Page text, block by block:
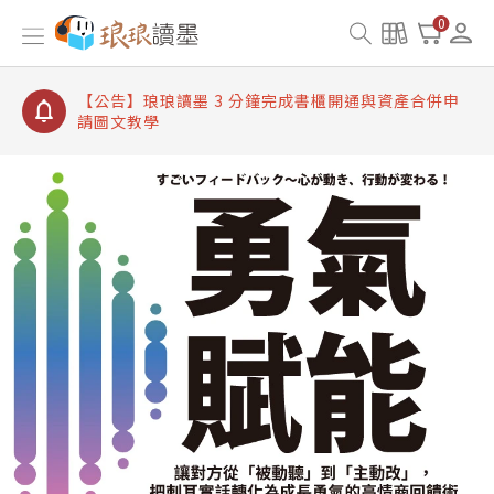
0
【公告】琅琅讀墨書櫃開通常見問題
【公告】琅琅讀墨 3 分鐘完成書櫃開通與資產合併申
【公告】琅琅書店服務升級重要說明及資產合併結果
查詢